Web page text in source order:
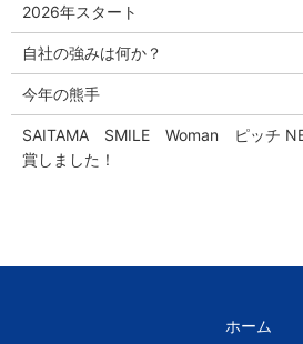
2026年スタート
自社の強みは何か？
今年の熊手
SAITAMA SMILE Woman ピッチ
賞しました！
ホーム